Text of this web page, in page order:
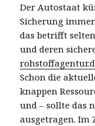
Der Autostaat
Sicherung
das betrifft
und deren
Schon die
knappen
und – sollte das
ausgetragen. Im